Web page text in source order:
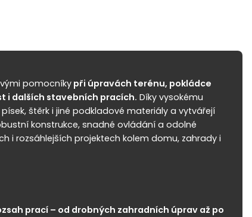
pomocníky při úpravách terénu, pokládce
i dalších stavebních pracích. Díky vysokému
štěrk i jiné podkladové materiály a vytvářejí
konstrukce, snadné ovládání a odolné
i rozsáhlejších projektech kolem domu, zahrady i
prací – od drobných zahradních úprav až po